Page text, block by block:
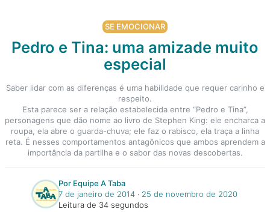
SE EMOCIONAR
Pedro e Tina: uma amizade muito
especial
Saber lidar com as diferenças é uma habilidade que requer carinho e
respeito.
Esta parece ser a relação estabelecida entre “Pedro e Tina”,
personagens que dão nome ao livro de Stephen King: ele encharca a
roupa, ela abre o guarda-chuva; ele faz o rabisco, ela traça a linha
reta. É nesses comportamentos antagônicos que ambos aprendem a
importância da partilha e o sabor das novas descobertas.
Por Equipe A Taba
7 de janeiro de 2014‧ 25 de novembro de 2020
Leitura de 34 segundos